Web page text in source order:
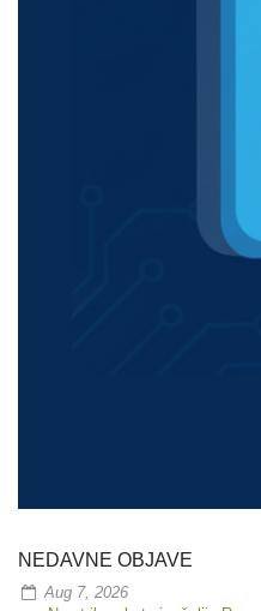
NEDAVNE OBJAVE
Aug 7, 2026